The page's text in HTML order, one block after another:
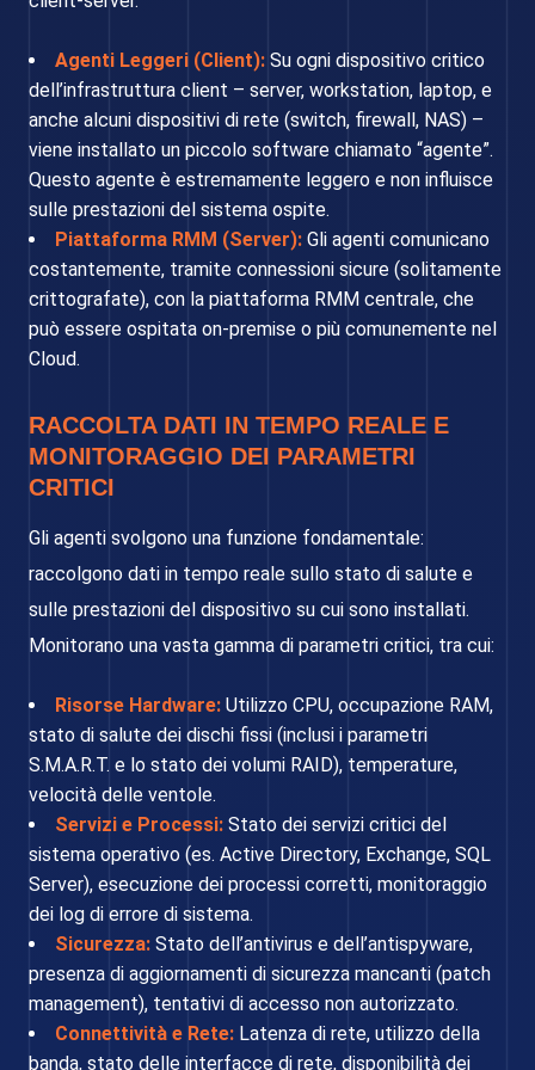
Agenti Leggeri (Client): Su ogni dispositivo critico
dell’infrastruttura client – server, workstation, laptop, e
anche alcuni dispositivi di rete (switch, firewall, NAS) –
viene installato un piccolo software chiamato “agente”.
Questo agente è estremamente leggero e non influisce
sulle prestazioni del sistema ospite.
Piattaforma RMM (Server): Gli agenti comunicano
costantemente, tramite connessioni sicure (solitamente
crittografate), con la piattaforma RMM centrale, che
può essere ospitata on-premise o più comunemente nel
Cloud.
RACCOLTA DATI IN TEMPO REALE E
MONITORAGGIO DEI PARAMETRI
CRITICI
Gli agenti svolgono una funzione fondamentale:
raccolgono dati in tempo reale sullo stato di salute e
sulle prestazioni del dispositivo su cui sono installati.
Monitorano una vasta gamma di parametri critici, tra cui:
Risorse Hardware: Utilizzo CPU, occupazione RAM,
stato di salute dei dischi fissi (inclusi i parametri
S.M.A.R.T. e lo stato dei volumi RAID), temperature,
velocità delle ventole.
Servizi e Processi: Stato dei servizi critici del
sistema operativo (es. Active Directory, Exchange, SQL
Server), esecuzione dei processi corretti, monitoraggio
dei log di errore di sistema.
Sicurezza: Stato dell’antivirus e dell’antispyware,
presenza di aggiornamenti di sicurezza mancanti (patch
management), tentativi di accesso non autorizzato.
Connettività e Rete: Latenza di rete, utilizzo della
banda, stato delle interfacce di rete, disponibilità dei